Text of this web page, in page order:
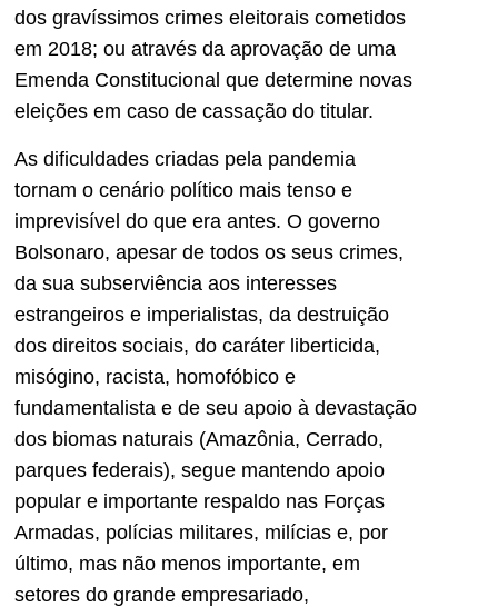
dos gravíssimos crimes eleitorais cometidos
em 2018; ou através da aprovação de uma
Emenda Constitucional que determine novas
eleições em caso de cassação do titular.
As dificuldades criadas pela pandemia
tornam o cenário político mais tenso e
imprevisível do que era antes. O governo
Bolsonaro, apesar de todos os seus crimes,
da sua subserviência aos interesses
estrangeiros e imperialistas, da destruição
dos direitos sociais, do caráter liberticida,
misógino, racista, homofóbico e
fundamentalista e de seu apoio à devastação
dos biomas naturais (Amazônia, Cerrado,
parques federais), segue mantendo apoio
popular e importante respaldo nas Forças
Armadas, polícias militares, milícias e, por
último, mas não menos importante, em
setores do grande empresariado,